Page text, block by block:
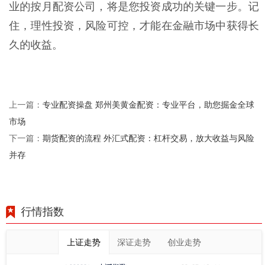
业的按月配资公司，将是您投资成功的关键一步。记
住，理性投资，风险可控，才能在金融市场中获得长
久的收益。
上一篇： 专业配资操盘 郑州美黄金配资：专业平台，助您掘金全球
市场
下一篇： 期货配资的流程 外汇式配资：杠杆交易，放大收益与风险
并存
行情指数
上证走势 深证走势 创业走势